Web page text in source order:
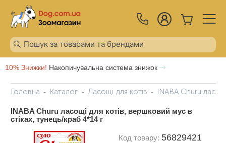
10% Знижки! Накопичувальна система знижок
Головна Каталог Ласощі для котів INABA Churu
INABA Churu ласощі для котів, вершковий мус в
стіках, тунець/краб 4*14 г
Код товару: 56829421